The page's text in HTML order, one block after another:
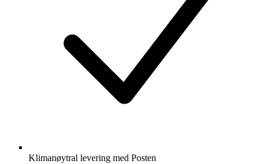
Klimanøytral levering med Posten